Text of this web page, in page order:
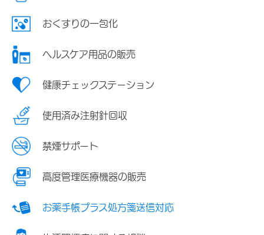
おくすりの一包化
ヘルスケア用品の販売
健康チェックステーション
使用済み注射針回収
禁煙サポート
高度管理医療機器の販売
お薬手帳プラス処方箋送信対応